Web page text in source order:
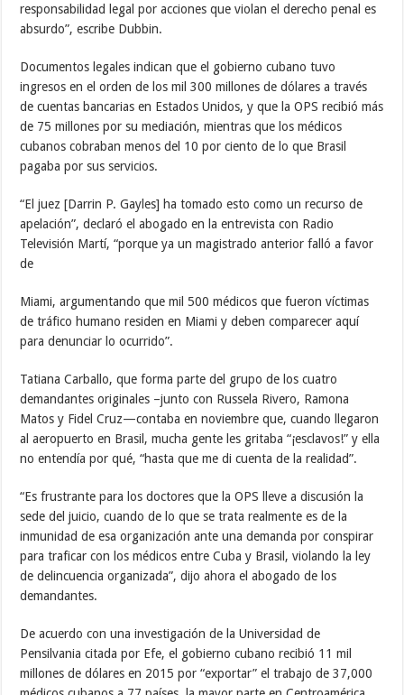
responsabilidad legal por acciones que violan el derecho penal es
absurdo”, escribe Dubbin.
Documentos legales indican que el gobierno cubano tuvo
ingresos en el orden de los mil 300 millones de dólares a través
de cuentas bancarias en Estados Unidos, y que la OPS recibió más
de 75 millones por su mediación, mientras que los médicos
cubanos cobraban menos del 10 por ciento de lo que Brasil
pagaba por sus servicios.
“El juez [Darrin P. Gayles] ha tomado esto como un recurso de
apelación”, declaró el abogado en la entrevista con Radio
Televisión Martí, “porque ya un magistrado anterior falló a favor
de
Miami, argumentando que mil 500 médicos que fueron víctimas
de tráfico humano residen en Miami y deben comparecer aquí
para denunciar lo ocurrido”.
Tatiana Carballo, que forma parte del grupo de los cuatro
demandantes originales –junto con Russela Rivero, Ramona
Matos y Fidel Cruz—contaba en noviembre que, cuando llegaron
al aeropuerto en Brasil, mucha gente les gritaba “¡esclavos!” y ella
no entendía por qué, “hasta que me di cuenta de la realidad”.
“Es frustrante para los doctores que la OPS lleve a discusión la
sede del juicio, cuando de lo que se trata realmente es de la
inmunidad de esa organización ante una demanda por conspirar
para traficar con los médicos entre Cuba y Brasil, violando la ley
de delincuencia organizada”, dijo ahora el abogado de los
demandantes.
De acuerdo con una investigación de la Universidad de
Pensilvania citada por Efe, el gobierno cubano recibió 11 mil
millones de dólares en 2015 por “exportar” el trabajo de 37,000